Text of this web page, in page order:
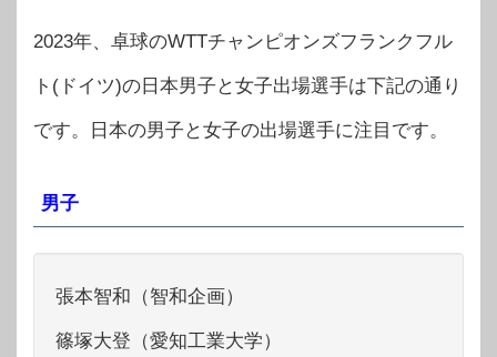
2023年、卓球のWTTチャンピオンズフランクフル
ト(ドイツ)の日本男子と女子出場選手は下記の通り
です。日本の男子と女子の出場選手に注目です。
男子
張本智和（智和企画）
篠塚大登（愛知工業大学）